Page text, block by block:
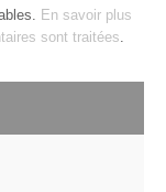
En savoir plus
sont traitées